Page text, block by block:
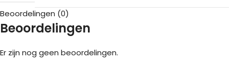
Beoordelingen (0)
Beoordelingen
Er zijn nog geen beoordelingen.